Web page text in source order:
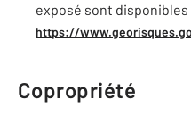
exposé sont
https://
Copropriété